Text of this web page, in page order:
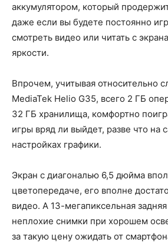
аккумулятором, который
даже если вы будете постоянно
смотреть видео или читать с
яркости.
Впрочем, учитывая относительно
MediaTek Helio G35, всего 2 ГБ
32 ГБ хранилища, комфортно
игры вряд ли выйдет, разве что на
настройках графики.
Экран с диагональю 6,5 дюйма
цветопередаче, его вполне
видео. А 13-мегапиксельная
неплохие снимки при хорошем
за такую цену ожидать от